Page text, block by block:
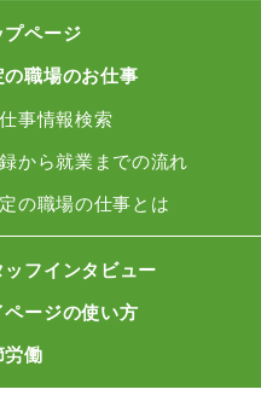
プページ
の職場のお仕事
事情報検索
から就業までの流れ
の職場の仕事とは
ッフインタビュー
ページの使い方
働